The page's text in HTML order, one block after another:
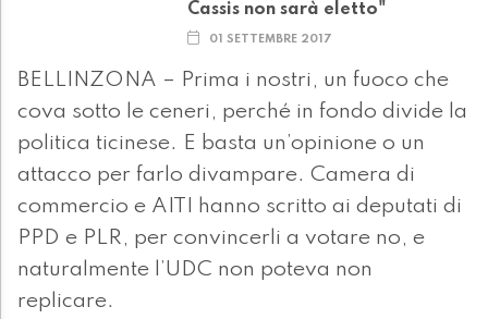
Cassis non sarà eletto"
01 SETTEMBRE 2017
BELLINZONA – Prima i nostri, un fuoco che
cova sotto le ceneri, perché in fondo divide la
politica ticinese. E basta un’opinione o un
attacco per farlo divampare. Camera di
commercio e AITI hanno scritto ai deputati di
PPD e PLR, per convincerli a votare no, e
naturalmente l’UDC non poteva non
replicare.